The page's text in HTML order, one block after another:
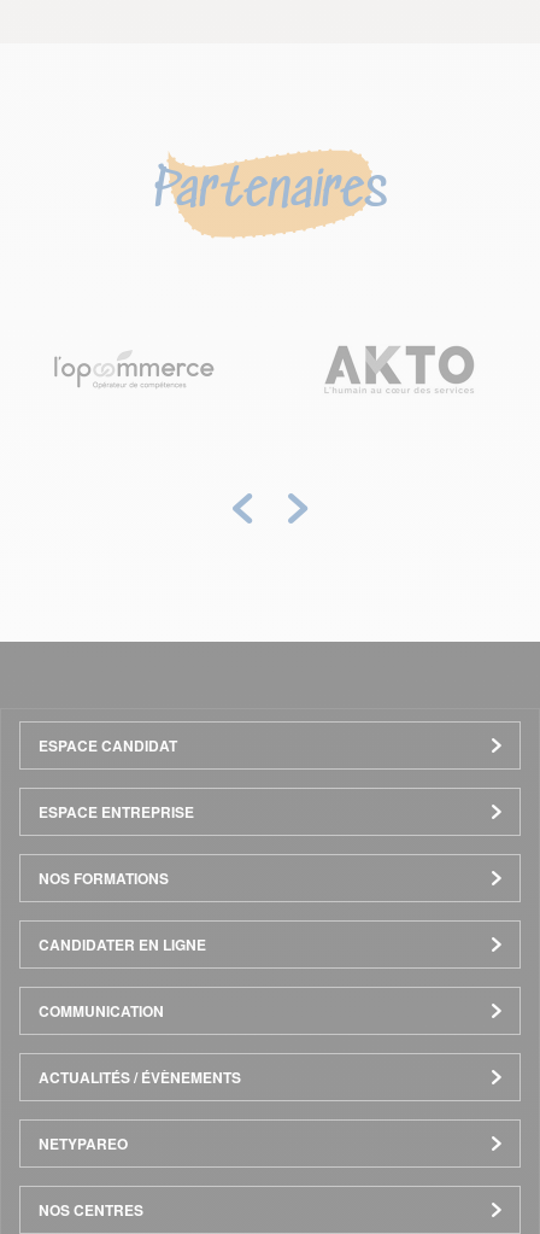
Partenaires
Précédent
Menu
Pied
de
page
ESPACE CANDIDAT
ESPACE ENTREPRISE
NOS FORMATIONS
CANDIDATER EN LIGNE
COMMUNICATION
ACTUALITÉS / ÉVÈNEMENTS
NETYPAREO
NOS CENTRES